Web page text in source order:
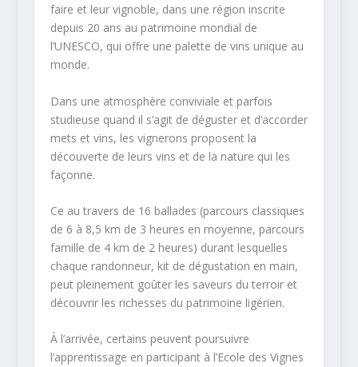
faire et leur vignoble, dans une région inscrite
depuis 20 ans au patrimoine mondial de
l’UNESCO, qui offre une palette de vins unique au
monde.
Dans une atmosphère conviviale et parfois
studieuse quand il s’agit de déguster et d’accorder
mets et vins, les vignerons proposent la
découverte de leurs vins et de la nature qui les
façonne.
Ce au travers de 16 ballades (parcours classiques
de 6 à 8,5 km de 3 heures en moyenne, parcours
famille de 4 km de 2 heures) durant lesquelles
chaque randonneur, kit de dégustation en main,
peut pleinement goûter les saveurs du terroir et
découvrir les richesses du patrimoine ligérien.
À l’arrivée, certains peuvent poursuivre
l’apprentissage en participant à l’Ecole des Vignes